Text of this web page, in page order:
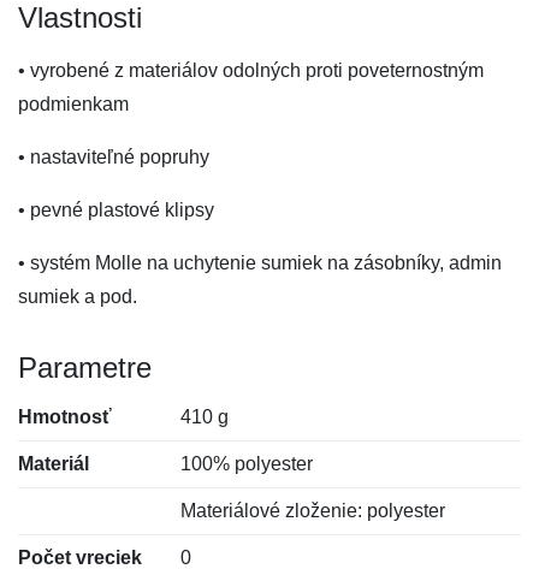
Vlastnosti
• vyrobené z materiálov odolných proti poveternostným
podmienkam
• nastaviteľné popruhy
• pevné plastové klipsy
• systém Molle na uchytenie sumiek na zásobníky, admin
sumiek a pod.
Parametre
Hmotnosť 410 g
Materiál 100% polyester
Materiálové zloženie: polyester
Počet vreciek 0